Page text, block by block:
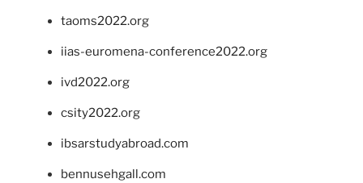
taoms2022.org
iias-euromena-conference2022.org
ivd2022.org
csity2022.org
ibsarstudyabroad.com
bennusehgall.com